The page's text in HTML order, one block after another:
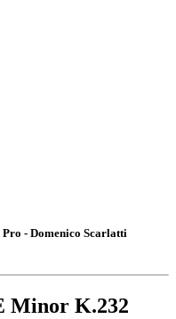
- Domenico Scarlatti
Minor K.232